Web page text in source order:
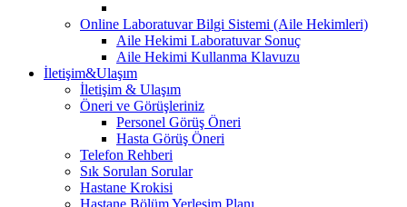
Online Laboratuvar Bilgi Sistemi (Aile Hekimleri)
Aile Hekimi Laboratuvar Sonuç
Aile Hekimi Kullanma Klavuzu
İletişim&Ulaşım
İletişim & Ulaşım
Öneri ve Görüşleriniz
Personel Görüş Öneri
Hasta Görüş Öneri
Telefon Rehberi
Sık Sorulan Sorular
Hastane Krokisi
Hastane Bölüm Yerleşim Planı